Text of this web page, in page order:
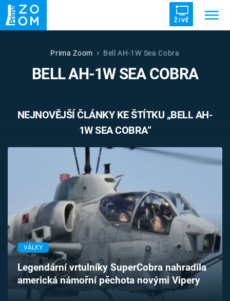
ŽIVĚ
ZRÁDCI DRUHÁ SVĚTOVÁ VÁLKA
ZÁHADY VETŘELCI DÁVNOVĚKU
TV Program
Časopis
Sledujte prima+
Prima Zoom Bell AH-1W Sea Cobra
BELL AH-1W SEA COBRA
NEJNOVĚJŠÍ ČLÁNKY KE ŠTÍTKU „BELL AH-
1W SEA COBRA“
VÁLKY
Legendární vrtulníky SuperCobra nahradila
americká námořní pěchota novými Vipery